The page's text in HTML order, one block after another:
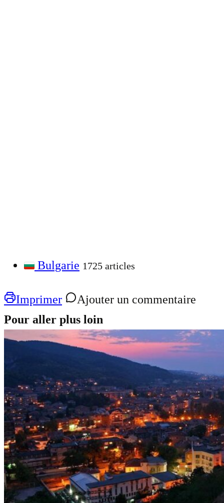
Bulgarie 1725 articles
Imprimer
Ajouter un commentaire
Pour aller plus loin